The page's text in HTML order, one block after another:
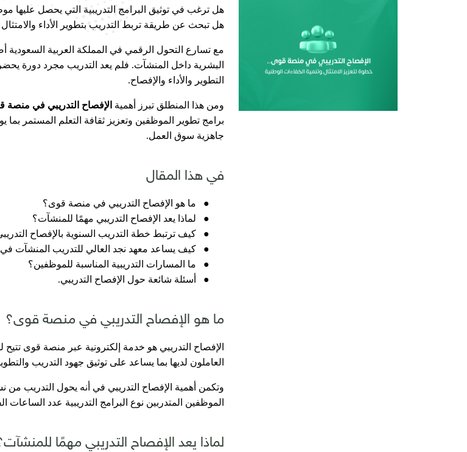
هل ترغب في توثيق البرامج التدريبية التي يحصل عليها
هل تبحث عن طريقة تربط التدريب بتطوير الأداء والامتثال
مع تسارع التحول الرقمي في المملكة العربية السعودية
البشرية داخل المنشآت. فلم يعد التدريب مجرد دورة
التطوير والأداء والإفصاح.
ومن هذا المنطلق تبرز أهمية الإفصاح التدريبي في منصة
جاهزية سوق العمل.
في هذا المقال
●
ما هو الإفصاح التدريبي في منصة قوى؟
●
لماذا يعد الإفصاح التدريبي مهمًا للمنشآت؟
●
كيف ترتبط خطة التدريب السنوية بالإفصاح
●
كيف يساعد معهد نجد العالي للتدريب المنشآت في
●
ما المسارات التدريبية المناسبة للموظفين؟
●
أسئلة شائعة حول الإفصاح التدريبي.
ما هو الإفصاح التدريبي في منصة قوى؟
الإفصاح التدريبي هو خدمة إلكترونية عبر منصة قوى تتيح
العاملون لديها بما يساعد على توثيق جهود التدريب
وتكمن أهمية الإفصاح التدريبي في أنه يحول التدريب
الموظفين المتدربين نوع البرامج التدريبية عدد
لماذا يعد الإفصاح التدريبي مهمًا